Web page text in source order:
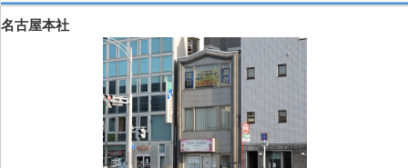
名古屋本社